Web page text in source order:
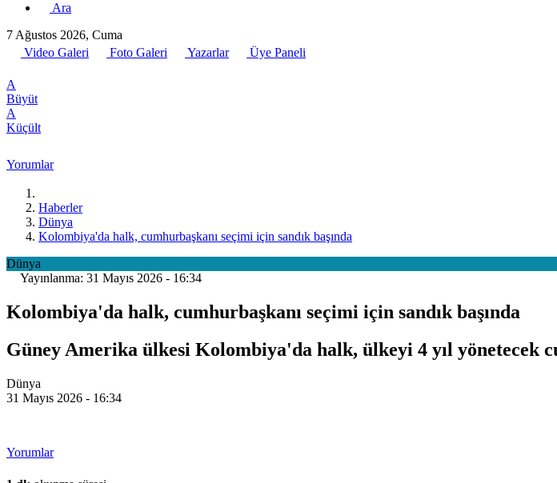
Ara
7 Ağustos 2026, Cuma
Video Galeri
Foto Galeri Yazarlar Üye Paneli
A
Büyüt
A
Küçült
Yorumlar
Haberler
Dünya
Kolombiya'da halk, cumhurbaşkanı seçimi için sandık başında
Dünya
Yayınlanma: 31 Mayıs 2026 - 16:34
Kolombiya'da halk, cumhurbaşkanı seçimi için sandık başında
Güney Amerika ülkesi Kolombiya'da halk, ülkeyi 4 yıl yönetecek
Dünya
31 Mayıs 2026 - 16:34
Yorumlar